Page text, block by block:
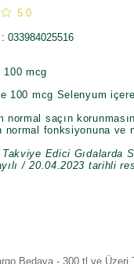
5.0
033984025516
100 mcg
100 mcg Selenyum
normal saçın
normal fonksiyonuna ve
Takviye Edici Gıdalarda
/ 20.04.2023 tarihli
Bedava - 300 tl ve Üzeri